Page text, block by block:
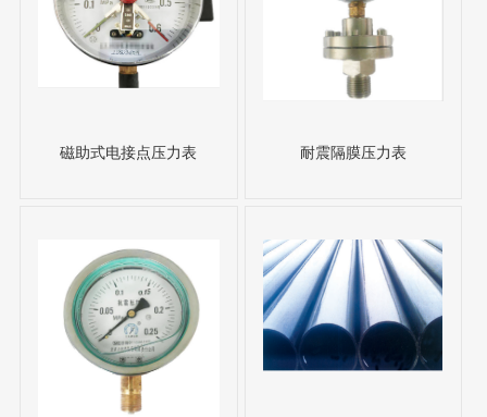
磁助式电接点压力表 耐震隔膜压力表